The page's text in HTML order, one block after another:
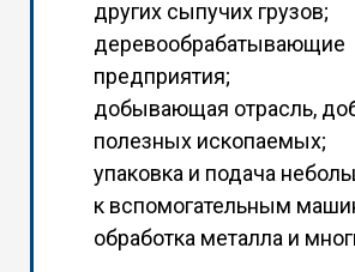
других сыпучих грузов;
деревообрабатывающие
предприятия;
добывающая отрасль,
полезных ископаемых;
упаковка и подача
к вспомогательным
обработка металла и